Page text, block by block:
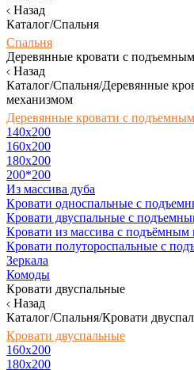
Назад
Каталог/Спальня
Спальня
Деревянные кровати с
Назад
Каталог/Спальня/Деревянные
механизмом
Деревянные кровати с
140x200
160х200
180х200
200*200
Из массива дуба
Кровати односпальные с
Кровати двуспальные с
Кровати из массива с подъёмным
Кровати полутороспальные с
Зеркала
Комоды
Кровати двуспальные
Назад
Каталог/Спальня/Кровати
Кровати двуспальные
160х200
180x200